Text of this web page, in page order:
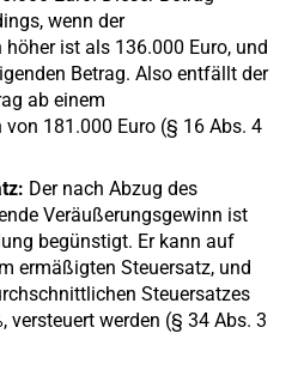
wenn der
ist als 136.000 Euro, und
Betrag. Also entfällt der
ab einem
181.000 Euro (§ 16 Abs. 4
Der nach Abzug des
Veräußerungsgewinn ist
begünstigt. Er kann auf
ermäßigten Steuersatz, und
Steuersatzes
versteuert werden (§ 34 Abs. 3